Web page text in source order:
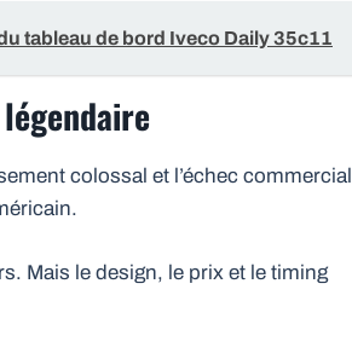
tableau de bord Iveco Daily 35c11
colossal et l’échec commercial
Mais le design, le prix et le timing